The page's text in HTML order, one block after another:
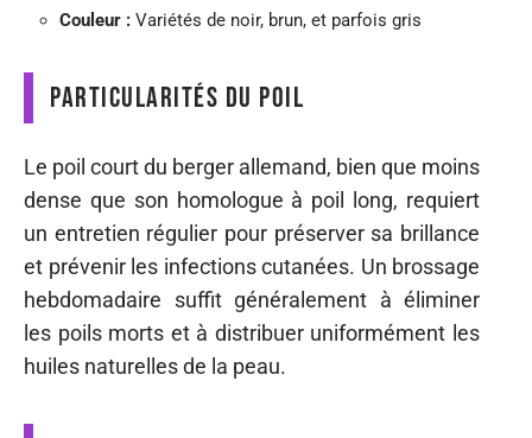
Couleur : Variétés de noir, brun, et parfois gris
Particularités du poil
Le poil court du berger allemand, bien que moins
dense que son homologue à poil long, requiert
un entretien régulier pour préserver sa brillance
et prévenir les infections cutanées. Un brossage
hebdomadaire suffit généralement à éliminer
les poils morts et à distribuer uniformément les
huiles naturelles de la peau.